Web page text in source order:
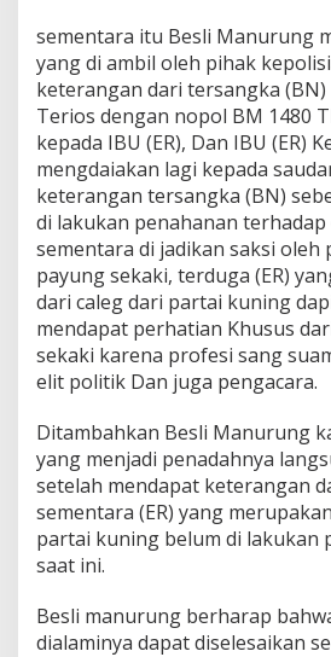
sementara itu Besli Manurung
yang di ambil oleh pihak
keterangan dari tersangka
Terios dengan nopol BM 1480
kepada IBU (ER), Dan IBU (ER)
mengdaiakan lagi kepada
keterangan tersangka (BN)
di lakukan penahanan terhadap
sementara di jadikan saksi oleh
payung sekaki, terduga (ER)
dari caleg dari partai kuning
mendapat perhatian Khusus
sekaki karena profesi sang
elit politik Dan juga pengacara.
Ditambahkan Besli Manurung
yang menjadi penadahnya
setelah mendapat keterangan
sementara (ER) yang
partai kuning belum di lakukan
saat ini.
Besli manurung berharap
dialaminya dapat diselesaikan